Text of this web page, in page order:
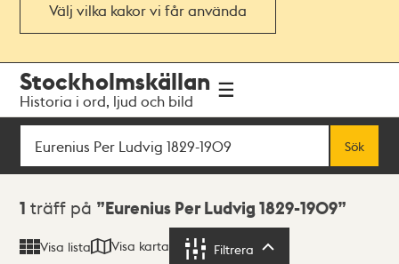
Välj vilka kakor vi får använda
navigationen
huvudinnehållet
Stockholmskällan
Historia i ord, ljud och bild
Sök
Sök
Sökresultat
1 träff på Eurenius Per Ludvig 1829-1909
Visa lista Visa karta Filtrera